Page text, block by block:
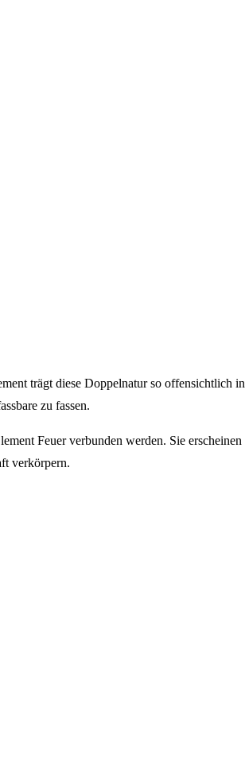
trägt diese Doppelnatur so offensichtlich
zu fassen.
Feuer verbunden werden. Sie
verkörpern.